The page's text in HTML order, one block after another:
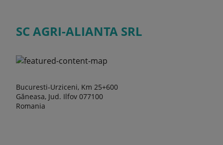
SC AGRI-ALIANTA SRL
Bucuresti-Urziceni, Km 25+600
Găneasa, Jud. Ilfov 077100
Romania